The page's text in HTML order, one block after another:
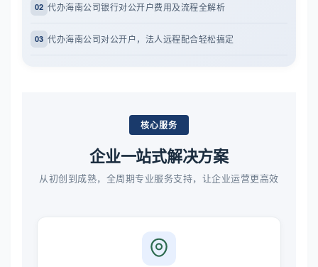
02 代办海南公司银行对公开户费用及流程全解析
03 代办海南公司对公开户，法人远程配合轻松搞定
核心服务
企业一站式解决方案
从初创到成熟，全周期专业服务支持，让企业运营更高效